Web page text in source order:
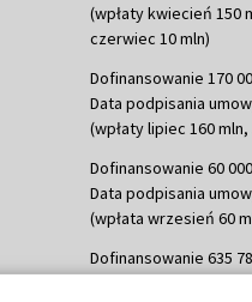
(wpłaty kwiecień 150
czerwiec 10 mln)
Dofinansowanie 170
Data podpisania
(wpłaty lipiec 160
Dofinansowanie 60
Data podpisania
(wpłata wrzesień 60
Dofinansowanie 635